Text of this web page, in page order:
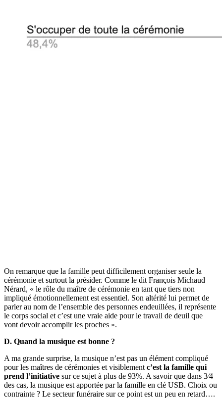
On remarque que la famille peut difficilement organiser seule la
cérémonie et surtout la présider. Comme le dit François Michaud
Nérard, « le rôle du maître de cérémonie en tant que tiers non
impliqué émotionnellement est essentiel. Son altérité lui permet de
parler au nom de l’ensemble des personnes endeuillées, il représente
le corps social et c’est une vraie aide pour le travail de deuil que
vont devoir accomplir les proches ».
D. Quand la musique est bonne ?
A ma grande surprise, la musique n’est pas un élément compliqué
pour les maîtres de cérémonies et visiblement c’est la famille qui
prend l’initiative sur ce sujet à plus de 93%. A savoir que dans 3⁄4
des cas, la musique est apportée par la famille en clé USB. Choix ou
contrainte ? Le secteur funéraire sur ce point est un peu en retard….